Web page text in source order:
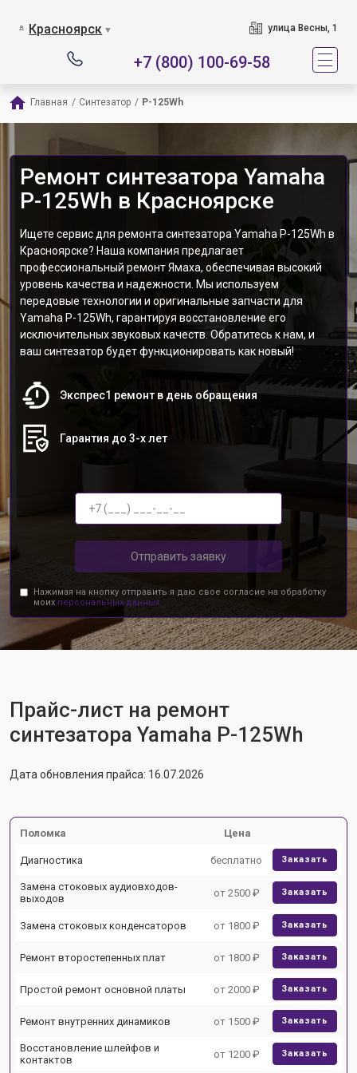
Красноярск ▼ улица Весны, 1
+7 (800) 100-69-58
Главная / Синтезатор / P-125Wh
Ремонт синтезатора Yamaha
P-125Wh в Красноярске
Ищете сервис для ремонта синтезатора Yamaha P-125Wh в
Красноярске? Наша компания предлагает
профессиональный ремонт Ямаха, обеспечивая высокий
уровень качества и надежности. Мы используем
передовые технологии и оригинальные запчасти для
Yamaha P-125Wh, гарантируя восстановление его
исключительных звуковых качеств. Обратитесь к нам, и
ваш синтезатор будет функционировать как новый!
Экспрес1 ремонт в день обращения
Гарантия до 3-х лет
Отправить заявку
Нажимая на кнопку отправить я даю свое согласие на обработку
моих персональных данных.
Прайс-лист на ремонт
синтезатора Yamaha P-125Wh
Дата обновления прайса: 16.07.2026
Поломка Цена
Диагностика бесплатно Заказать
Замена стоковых аудиовходов-
выходов
от 2500 ₽ Заказать
Замена стоковых конденсаторов от 1800 ₽ Заказать
Ремонт второстепенных плат от 1800 ₽ Заказать
Простой ремонт основной платы от 2000 ₽ Заказать
Ремонт внутренних динамиков от 1500 ₽ Заказать
Восстановление шлейфов и
контактов
от 1200 ₽ Заказать